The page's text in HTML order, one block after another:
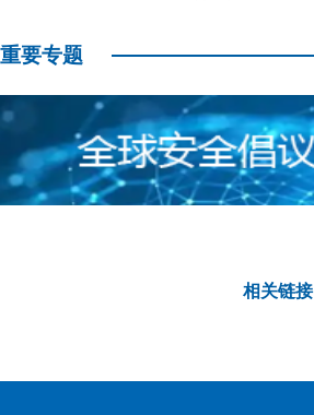
重要专题
相关链接